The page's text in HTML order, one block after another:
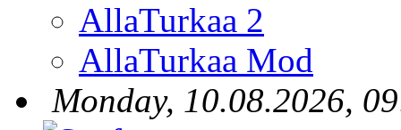
AllaTurkaa 2
AllaTurkaa Mod
Monday, 10.08.2026,